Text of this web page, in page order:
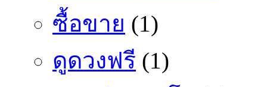
ซื้อขาย (1)
ดูดวงฟรี (1)